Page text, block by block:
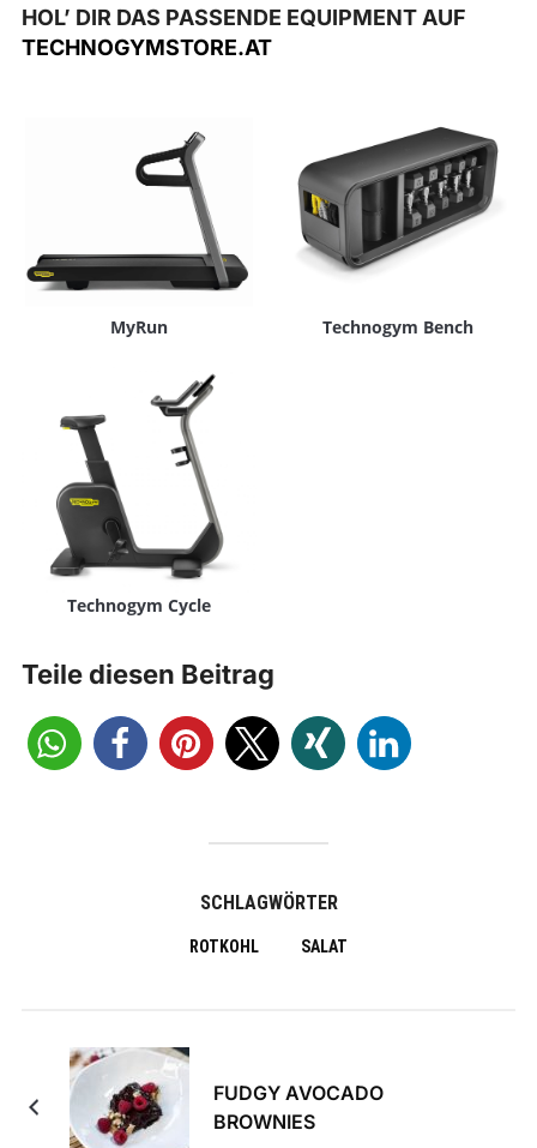
HOL’ DIR DAS PASSENDE EQUIPMENT AUF
TECHNOGYMSTORE.AT
MyRun Technogym Bench
Technogym Cycle
Teile diesen Beitrag
SCHLAGWÖRTER
ROTKOHL SALAT
FUDGY AVOCADO
BROWNIES